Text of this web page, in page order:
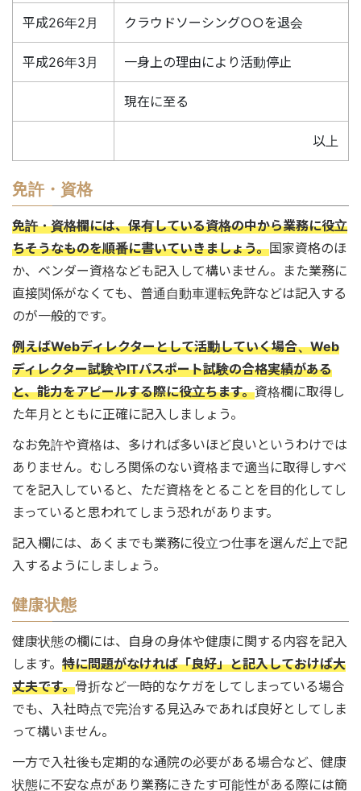
平成26年2月 クラウドソーシング○○を退会
平成26年3月 一身上の理由により活動停止
現在に至る
以上
免許・資格
免許・資格欄には、保有している資格の中から業務に役立
ちそうなものを順番に書いていきましょう。国家資格のほ
か、ベンダー資格なども記入して構いません。また業務に
直接関係がなくても、普通自動車運転免許などは記入する
のが一般的です。
例えばWebディレクターとして活動していく場合、Web
ディレクター試験やITパスポート試験の合格実績がある
と、能力をアピールする際に役立ちます。資格欄に取得し
た年月とともに正確に記入しましょう。
なお免許や資格は、多ければ多いほど良いというわけでは
ありません。むしろ関係のない資格まで適当に取得しすべ
てを記入していると、ただ資格をとることを目的化してし
まっていると思われてしまう恐れがあります。
記入欄には、あくまでも業務に役立つ仕事を選んだ上で記
入するようにしましょう。
健康状態
健康状態の欄には、自身の身体や健康に関する内容を記入
します。 特に問題がなければ「良好」と記入しておけば大
丈夫です。骨折など一時的なケガをしてしまっている場合
でも、入社時点で完治する見込みであれば良好としてしま
って構いません。
一方で入社後も定期的な通院の必要がある場合など、健康
状態に不安な点があり業務にきたす可能性がある際には簡